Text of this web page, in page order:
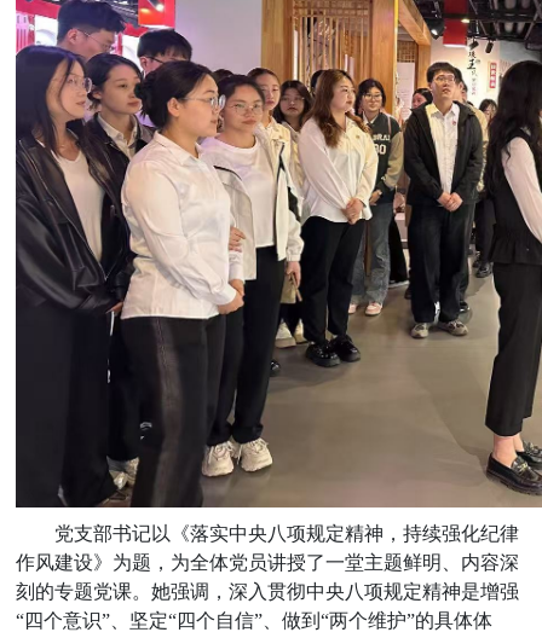
党支部书记以《落实中央八项规定精神，持续强化纪律
作风建设》为题，为全体党员讲授了一堂主题鲜明、内容深
刻的专题党课。她强调，深入贯彻中央八项规定精神是增强
“四个意识”、坚定“四个自信”、做到“两个维护”的具体体